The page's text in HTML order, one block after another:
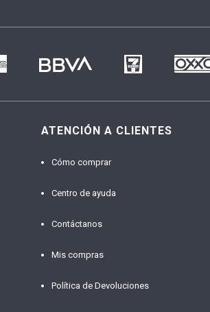
ATENCIÓN A CLIENTES
Cómo comprar
Centro de ayuda
Contáctanos
Mis compras
Política de Devoluciones